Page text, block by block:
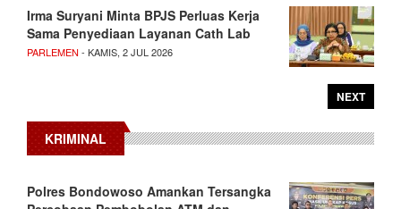
Irma Suryani Minta BPJS Perluas Kerja
Sama Penyediaan Layanan Cath Lab
PARLEMEN - KAMIS, 2 JUL 2026
NEXT
KRIMINAL
Polres Bondowoso Amankan Tersangka